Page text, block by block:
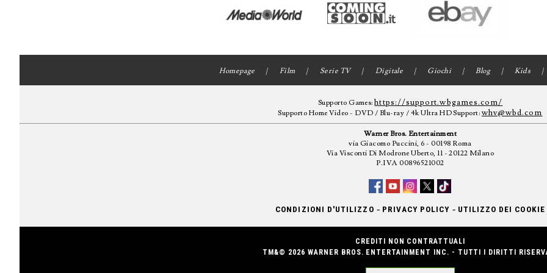
Homepage Film Serie TV Digitale Giochi Blog Kids
Supporto Games:https://support.wbgames.com/
Supporto Home Video - DVD / Blu-ray / 4k Ultra HD Support:whv@wbd.com
Warner Bros. Entertainment
via Giacomo Puccini, 6 - 00198 Roma
Via Visconti Di Modrone Uberto, 11 - 20122 Milano
P.IVA 00896521002
CONDIZIONI D'UTILIZZO - PRIVACY POLICY - UTILIZZO DEI COOKIE
CREDITI NON CONTRATTUALI
TM&© 2026 WARNER BROS. ENTERTAINMENT INC. - TUTTI I DIRITTI